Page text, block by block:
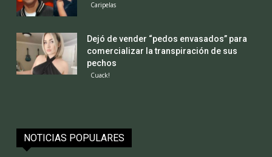
Caripelas
Dejó de vender “pedos envasados” para
comercializar la transpiración de sus
pechos
Cuack!
NOTICIAS POPULARES